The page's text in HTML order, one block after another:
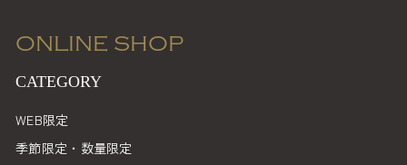
ONLINE SHOP
CATEGORY
WEB限定
季節限定・数量限定